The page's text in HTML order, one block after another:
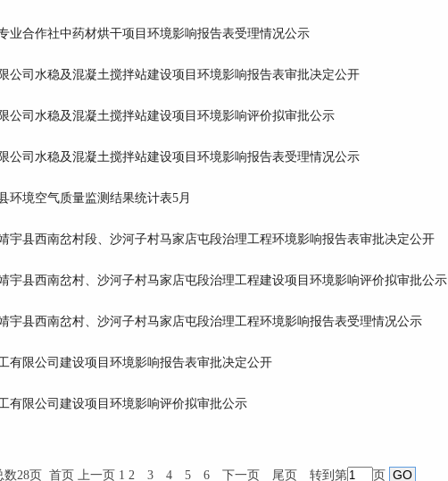
业合作社中药材烘干项目环境影响报告表受理情况公示
公司水稳及混凝土搅拌站建设项目环境影响报告表审批决定公开
公司水稳及混凝土搅拌站建设项目环境影响评价拟审批公示
公司水稳及混凝土搅拌站建设项目环境影响报告表受理情况公示
环境空气质量监测结果统计表5月
宇县西南岔村段、沙河子村马家店屯段治理工程环境影响报告表审批决定公开
宇县西南岔村、沙河子村马家店屯段治理工程建设项目环境影响评价拟审批公示
宇县西南岔村、沙河子村马家店屯段治理工程环境影响报告表受理情况公示
有限公司建设项目环境影响报告表审批决定公开
有限公司建设项目环境影响评价拟审批公示
数28页 首页 上一页 1 2 3 4 5 6 下一页 尾页 转到第 页